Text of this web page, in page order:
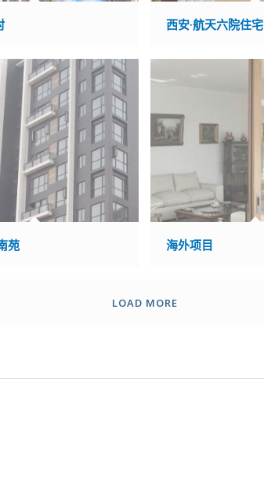
西安·航天六院住宅
苑 海外项目
LOAD MORE